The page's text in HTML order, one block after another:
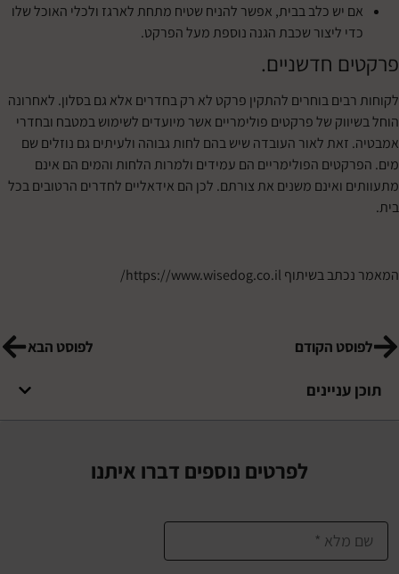
יש כלב בבית, אפשר להניח שטיח מתחת לארגז ולכלי האוכל שלו
ליצור שכבת הגנה נוספת מעל הפרקט.
חדשניים.
בוחרים להתקין פרקט לא רק בחדרים אלא גם בסלון. לאחרונה
של פרקטים פולימריים אשר מיועדים לשימוש במטבח ובחדרי
לאור העובדה שיש בהם לחות גבוהה ולעיתים גם נוזלים שם
הפולימריים הם עמידים ולמרות הלחות והמים הם אינם
ואינם משנים את צורתם. לכן הם אידאליים לחדרים הרטובים בכל
בשיתוףhttps://www.wisedog.co.il/
הקודם לפוסט הבא
לפרטים נוספים דברו איתנו